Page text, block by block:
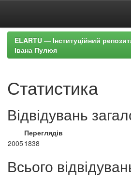
Skip
navigation
ELARTU — Інституційний
Івана Пулюя
Статистика
Відвідувань
Переглядів
20051838
Всього